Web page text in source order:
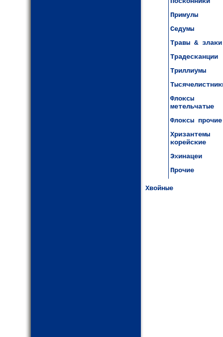
Примулы
Седумы
Травы & злаки
Традесканции
Триллиумы
Флоксы
метельчатые
Флоксы прочие
Хризантемы
корейские
Эхинацеи
Прочие
Хвойные